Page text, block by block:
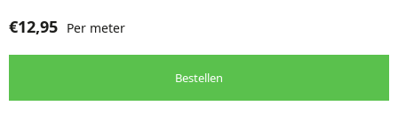
€12,95 Per meter
Bestellen